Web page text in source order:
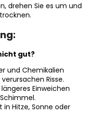
drehen Sie es um und
gut?
und Chemikalien
Risse.
längeres Einweichen
in Hitze, Sonne oder